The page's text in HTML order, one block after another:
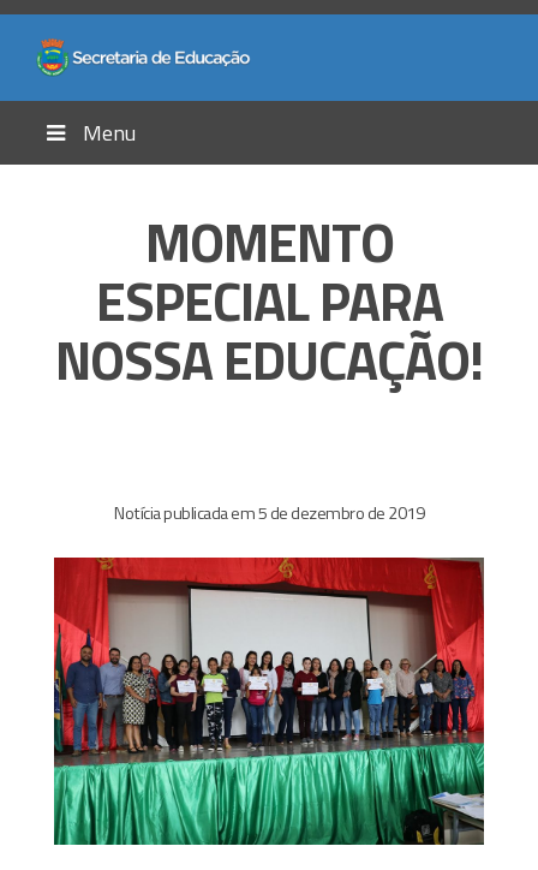
Menu
MOMENTO
ESPECIAL PARA
NOSSA EDUCAÇÃO!
Notícia publicada em 5 de dezembro de 2019